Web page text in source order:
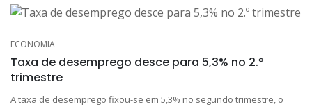
ECONOMIA
Taxa de desemprego desce para 5,3% no 2.º
trimestre
A taxa de desemprego fixou-se em 5,3% no segundo trimestre, o